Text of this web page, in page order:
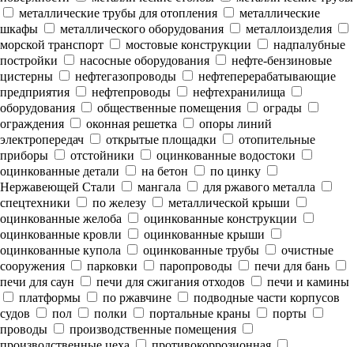
металлические трубы для отопления
металлические
шкафы
металлического оборудования
металлоизделия
морской транспорт
мостовые конструкции
надпалубные
постройки
насосные оборудования
нефте-бензиновые
цистерны
нефтегазопроводы
нефтеперерабатывающие
предприятия
нефтепроводы
нефтехранилища
оборудования
общественные помещения
ограды
ограждения
оконная решетка
опоры линий
электропередач
открытые площадки
отопительные
приборы
отстойники
оцинкованные водостоки
оцинкованные детали
на бетон
по цинку
Нержавеющей Стали
мангала
для ржавого металла
спецтехники
по железу
металлической крыши
оцинкованные желоба
оцинкованные конструкции
оцинкованные кровли
оцинкованные крыши
оцинкованные купола
оцинкованные трубы
очистные
сооружения
парковки паропроводы
печи для бань
печи для саун
печи для сжигания отходов
печи и камины
платформы
по ржавчине
подводные части корпусов
судов
пол полки портальные краны
порты
проводы
производственные помещения